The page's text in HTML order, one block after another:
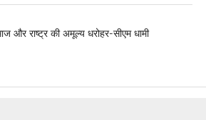
और राष्ट्र की अमूल्य धरोहर-सीएम धामी